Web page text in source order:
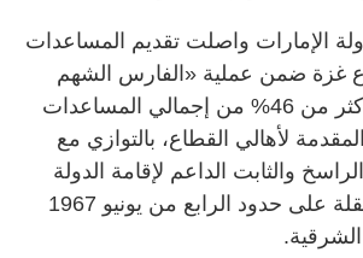
الإمارات واصلت تقديم المساعدات
غزة ضمن عملية «الفارس الشهم
3»، حيث قدمت أكثر من 46% من إجمالي المساعدات
المقدمة لأهالي القطاع، بالتوازي مع
والثابت الداعم لإقامة الدولة
الفلسطينية المستقلة على حدود الرابع من يونيو 1967